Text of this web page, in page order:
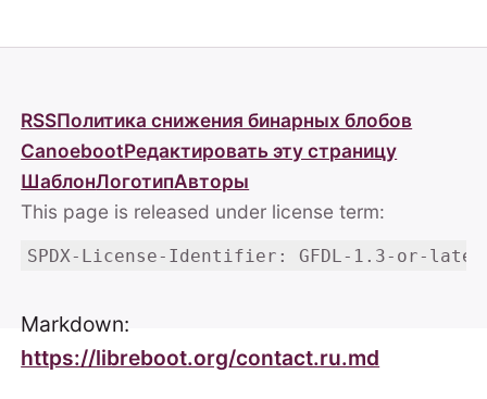
RSSПолитика снижения бинарных блобов
CanoebootРедактировать эту страницу
ШаблонЛоготипАвторы
This page is released under license term:
SPDX-License-Identifier: GFDL-1.3-or-later
Markdown:
https://libreboot.org/contact.ru.md